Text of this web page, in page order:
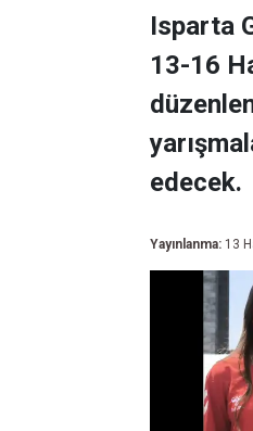
Isparta
13-16
edecek.
Yayınlanma: 13